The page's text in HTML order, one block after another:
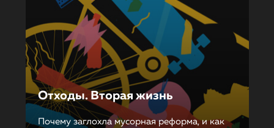
Отходы. Вторая жизнь
Почему заглохла мусорная реформа, и как